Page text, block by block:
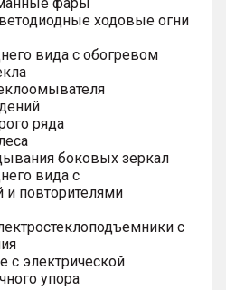
ходовые огни
вида с обогревом
ряда
боковых зеркал
вида с
и повторителями
с
с электрической
упора